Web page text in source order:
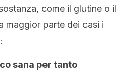
come il glutine o il
maggior parte dei casi i
sana per tanto